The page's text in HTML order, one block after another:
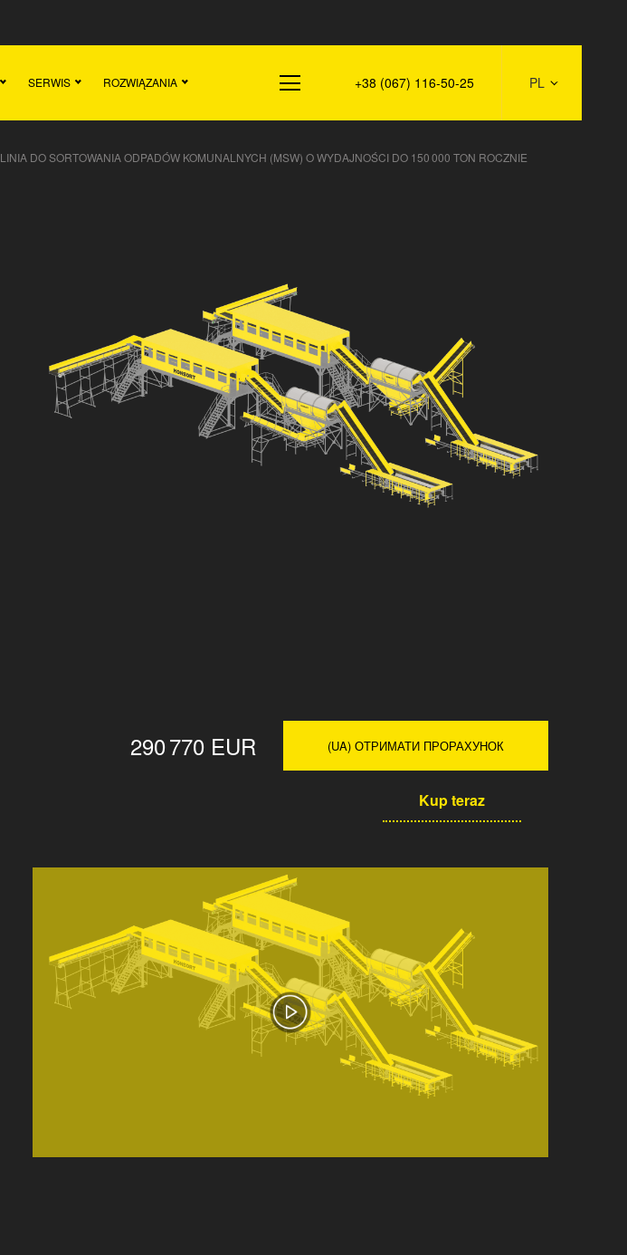
SERWIS ROZWIĄZANIA +38 (067) 116-50-25 PL
LINIA DO SORTOWANIA ODPADÓW KOMUNALNYCH (MSW) O WYDAJNOŚCI DO 150 000 TON ROCZNIE
290 770 EUR (UA) ОТРИМАТИ ПРОРАХУНОК
Kup teraz